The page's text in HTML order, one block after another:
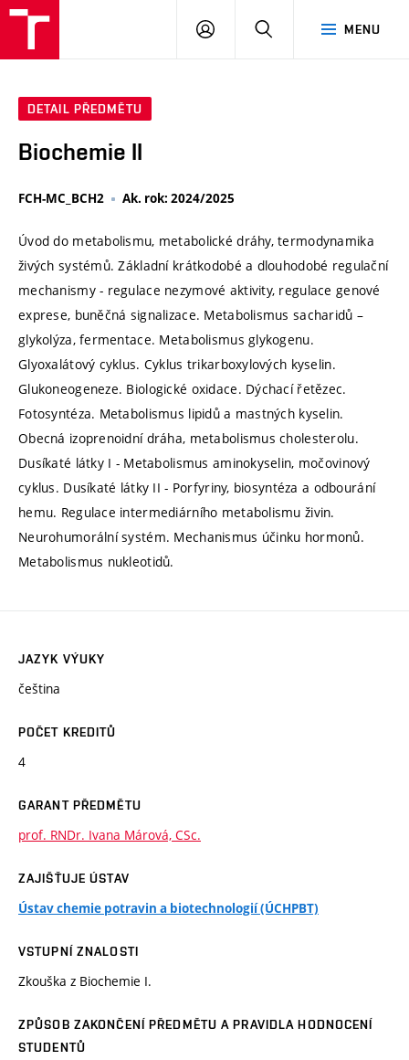
MENU
PŘIHLÁSIT
DETAIL PŘEDMĚTU
Biochemie II
FCH-MC_BCH2 Ak. rok: 2024/2025
Úvod do metabolismu, metabolické dráhy, termodynamika
živých systémů. Základní krátkodobé a dlouhodobé regulační
mechanismy - regulace nezymové aktivity, regulace genové
exprese, buněčná signalizace. Metabolismus sacharidů –
glykolýza, fermentace. Metabolismus glykogenu.
Glyoxalátový cyklus. Cyklus trikarboxylových kyselin.
Glukoneogeneze. Biologické oxidace. Dýchací řetězec.
Fotosyntéza. Metabolismus lipidů a mastných kyselin.
Obecná izoprenoidní dráha, metabolismus cholesterolu.
Dusíkaté látky I - Metabolismus aminokyselin, močovinový
cyklus. Dusíkaté látky II - Porfyriny, biosyntéza a odbourání
hemu. Regulace intermediárního metabolismu živin.
Neurohumorální systém. Mechanismus účinku hormonů.
Metabolismus nukleotidů.
JAZYK VÝUKY
čeština
POČET KREDITŮ
4
GARANT PŘEDMĚTU
prof. RNDr. Ivana Márová, CSc.
ZAJIŠŤUJE ÚSTAV
Ústav chemie potravin a biotechnologií (ÚCHPBT)
VSTUPNÍ ZNALOSTI
Zkouška z Biochemie I.
ZPŮSOB ZAKONČENÍ PŘEDMĚTU A PRAVIDLA HODNOCENÍ
STUDENTŮ